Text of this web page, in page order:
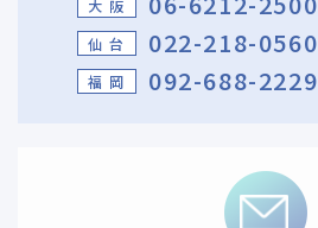
大 阪
仙 台 022-218-0560
福 岡 092-688-2229